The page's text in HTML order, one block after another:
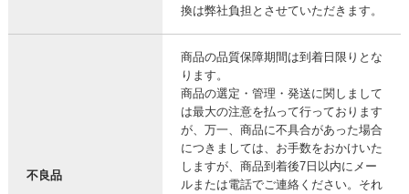
換は弊社負担とさせていただきます。
不良品
商品の品質保障期間は到着日限りとな
ります。
商品の選定・管理・発送に関しまして
は最大の注意を払って行っております
が、万一、商品に不具合があった場合
につきましては、お手数をおかけいた
しますが、商品到着後7日以内にメー
ルまたは電話でご連絡ください。それ